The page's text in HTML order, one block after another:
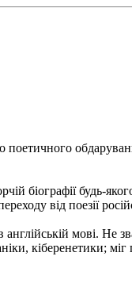
біографії будь-
від поезії
англійській мові.
кіберенетики;